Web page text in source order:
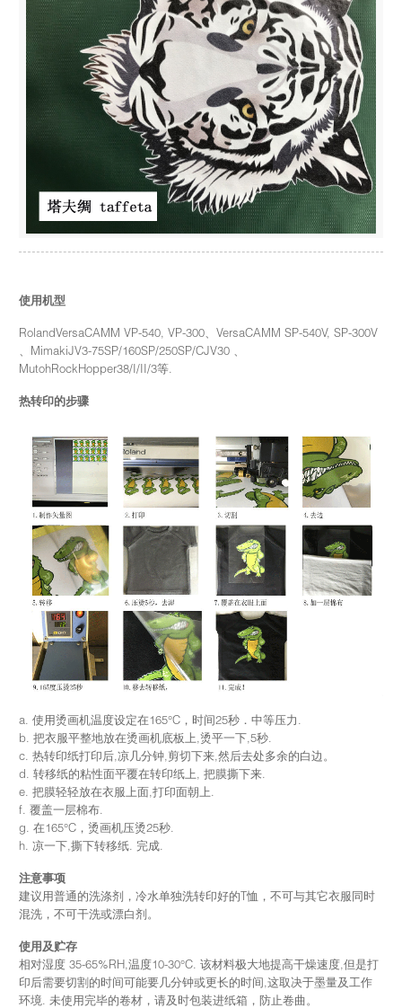
使用机型
RolandVersaCAMM VP-540, VP-300、VersaCAMM SP-540V, SP-300V
、MimakiJV3-75SP/160SP/250SP/CJV30 、
MutohRockHopper38/I/II/3等.
热转印的步骤
a. 使用烫画机温度设定在165°C，时间25秒．中等压力.
b. 把衣服平整地放在烫画机底板上,烫平一下,5秒.
c. 热转印纸打印后,凉几分钟,剪切下来,然后去处多余的白边。
d. 转移纸的粘性面平覆在转印纸上, 把膜撕下来.
e. 把膜轻轻放在衣服上面,打印面朝上.
f. 覆盖一层棉布.
g. 在165°C，烫画机压烫25秒.
h. 凉一下,撕下转移纸. 完成.
注意事项
建议用普通的洗涤剂，冷水单独洗转印好的T恤，不可与其它衣服同时
混洗，不可干洗或漂白剂。
使用及贮存
相对湿度 35-65%RH,温度10-30°C. 该材料极大地提高干燥速度,但是打
印后需要切割的时间可能要几分钟或更长的时间,这取决于墨量及工作
环境. 未使用完毕的卷材，请及时包装进纸箱，防止卷曲。